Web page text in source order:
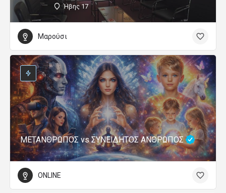
Ήβης 17
Μαρούσι
ΜΕΤΑΝΘΡΩΠΟΣ vs ΣΥΝΕΙΔΗΤΟΣ ΑΝΘΡΩΠΟΣ
ONLINE